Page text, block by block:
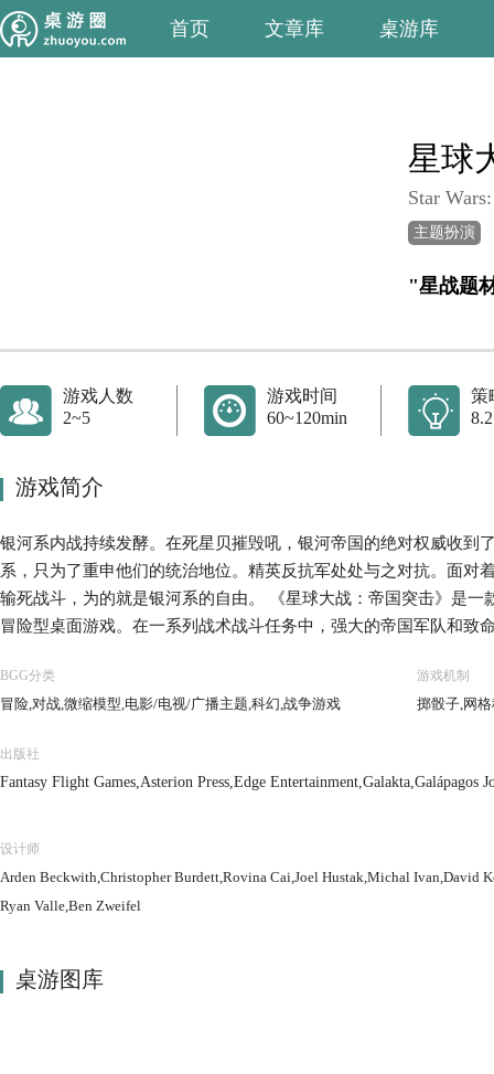
首页 文章库 桌游库
星球
Star
主题扮演
"星战题
游戏人数
2~5
游戏时间
60~120min
策
8.2
游戏简介
银河系内战持续发酵。在死星贝摧毁吼，银河帝国的绝对权威收到
系，只为了重申他们的统治地位。精英反抗军处处与之对抗。面对
输死战斗，为的就是银河系的自由。 《星球大战：帝国突击》是
冒险型桌面游戏。在一系列战术战斗任务中，强大的帝国军队和致
帝国与反抗军之间的对抗进程，直至最高潮的终极决战。 另外，
进行独立的战术任务游戏，大家可以重现星球大战传奇中的史诗场
一个亲自改变遥远未来的银河系命运的机会。
BGG分类
冒险,对战,微缩模型,电影/电视/广播主题,科幻,战争游戏
游戏机制
掷骰子,网
出版社
Fantasy Flight Games,Asterion Press,Edge Entertainment,Galakta,Galápagos
设计师
Arden Beckwith,Christopher Burdett,Rovina Cai,Joel Hustak,Michal Ivan,David
Ryan Valle,Ben Zweifel
桌游图库